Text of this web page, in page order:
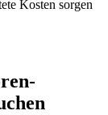
Kosten sorgen